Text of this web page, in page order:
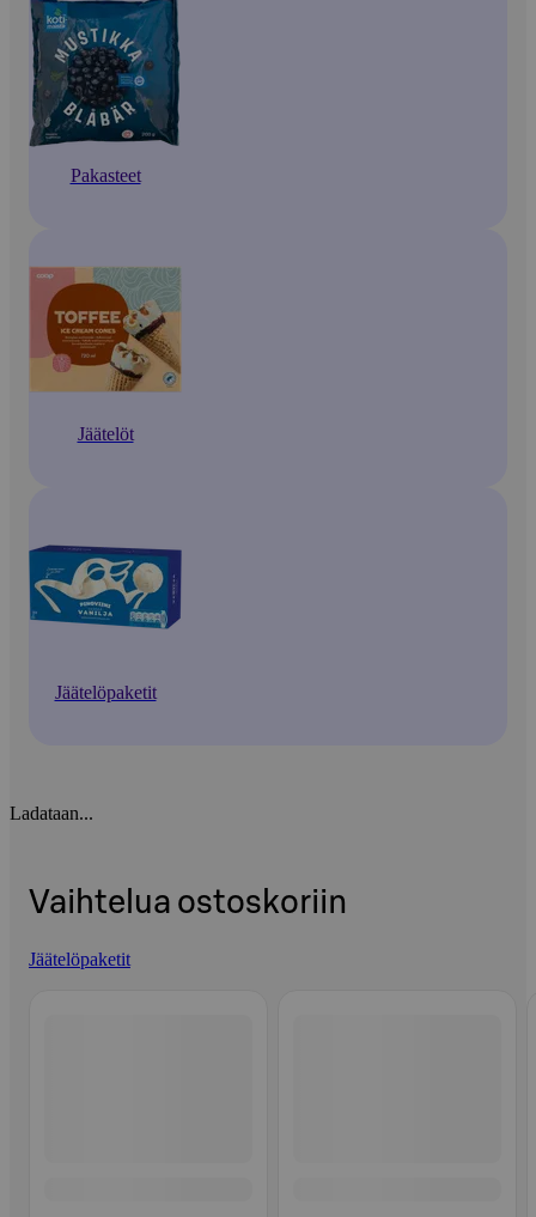
Pakasteet
Jäätelöt
Jäätelöpaketit
Ladataan...
Vaihtelua ostoskoriin
Jäätelöpaketit